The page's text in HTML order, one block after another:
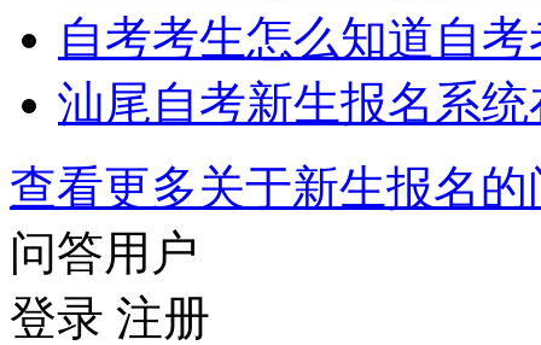
自考考生怎么知道自
汕尾自考新生报名系
查看更多关于新生报名
问答用户
登录 注册